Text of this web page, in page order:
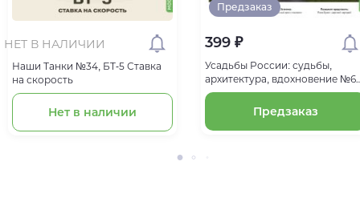
НЕТ В НАЛИЧИИ
Наши Танки №34, БT-5 Ставка
на скорость
Нет в наличии
Предзаказ
399 ₽
Усадьбы России: судьбы,
архитектура, вдохновение
Усадьба Якова Брюса Глинки
Предзаказ